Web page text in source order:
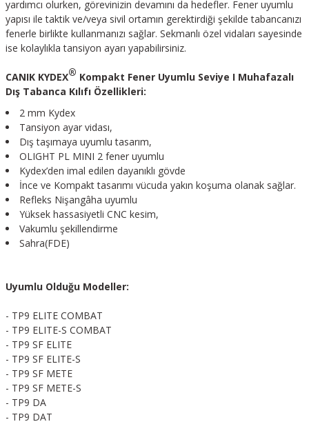
yardımcı olurken, görevinizin devamını da hedefler. Fener uyumlu
yapısı ile taktik ve/veya sivil ortamın gerektirdiği şekilde tabancanızı
fenerle birlikte kullanmanızı sağlar. Sekmanlı özel vidaları sayesinde
ise kolaylıkla tansiyon ayarı yapabilirsiniz.
CANIK KYDEX® Kompakt Fener Uyumlu Seviye I Muhafazalı
Dış Tabanca Kılıfı Özellikleri:
2 mm Kydex
Tansiyon ayar vidası,
Dış taşımaya uyumlu tasarım,
OLIGHT PL MINI 2 fener uyumlu
Kydex’den imal edilen dayanıklı gövde
İnce ve Kompakt tasarımı vücuda yakın koşuma olanak sağlar.
Refleks Nişangâha uyumlu
Yüksek hassasiyetli CNC kesim,
Vakumlu şekillendirme
Sahra(FDE)
Uyumlu Olduğu Modeller:
- TP9 ELITE COMBAT
- TP9 ELITE-S COMBAT
- TP9 SF ELITE
- TP9 SF ELITE-S
- TP9 SF METE
- TP9 SF METE-S
- TP9 DA
- TP9 DAT